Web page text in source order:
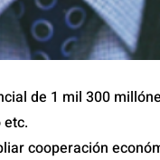
de 1 mil 300
cooperación